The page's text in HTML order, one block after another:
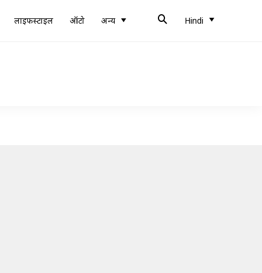
लाइफस्टाइल ऑटो अन्य Hindi